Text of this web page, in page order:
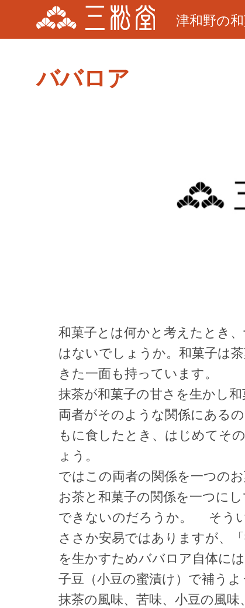
津和野の
ババロア
和菓子とは何かと考えたとき
はないでしょうか。和菓子は
きた一面も持っています。
抹茶が和菓子の甘さを生かし
両者がそのような関係にある
もに食したとき、はじめてそ
ょう。
ではこの両者の関係を一つの
お茶と和菓子の関係を一つに
できないのだろうか。 そう
ささか安易ではありますが、
を生かすためババロア自体に
子豆（小豆の蜜漬け）で補うよ
抹茶の風味、苦味、小豆の風